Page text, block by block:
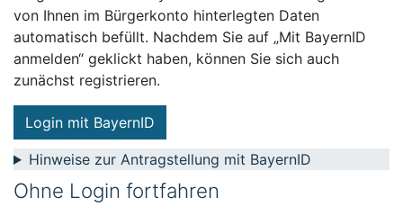
von Ihnen im Bürgerkonto hinterlegten Daten
automatisch befüllt. Nachdem Sie auf „Mit BayernID
anmelden“ geklickt haben, können Sie sich auch
zunächst registrieren.
Login mit BayernID
Hinweise zur Antragstellung mit BayernID
Ohne Login fortfahren